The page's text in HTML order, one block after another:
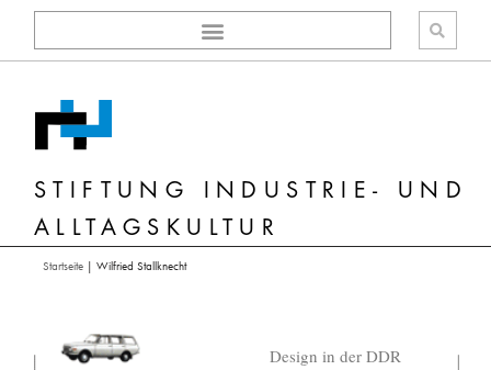
Zum
springen
STIFTUNG INDUSTRIE- UND
ALLTAGSKULTUR
Startseite| Wilfried Stallknecht
Design in der DDR